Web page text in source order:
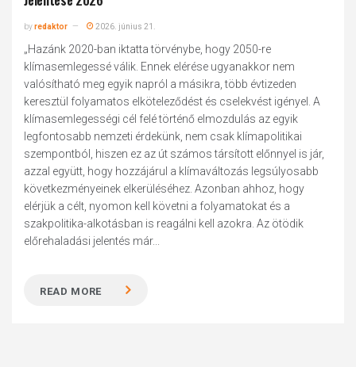
byredaktor 2026. június 21.
„Hazánk 2020-ban iktatta törvénybe, hogy 2050-re
klímasemlegessé válik. Ennek elérése ugyanakkor nem
valósítható meg egyik napról a másikra, több évtizeden
keresztül folyamatos elköteleződést és cselekvést igényel. A
klímasemlegességi cél felé történő elmozdulás az egyik
legfontosabb nemzeti érdekünk, nem csak klímapolitikai
szempontból, hiszen ez az út számos társított előnnyel is jár,
azzal együtt, hogy hozzájárul a klímaváltozás legsúlyosabb
következményeinek elkerüléséhez. Azonban ahhoz, hogy
elérjük a célt, nyomon kell követni a folyamatokat és a
szakpolitika-alkotásban is reagálni kell azokra. Az ötödik
előrehaladási jelentés már...
READ MORE